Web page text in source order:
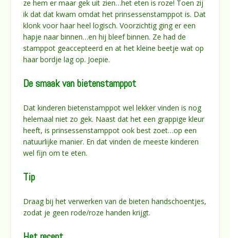
ze hem er maar gek uit zien…het eten is roze! Toen zij
ik dat dat kwam omdat het prinsessenstamppot is. Dat
klonk voor haar heel logisch. Voorzichtig ging er een
hapje naar binnen…en hij bleef binnen. Ze had de
stamppot geaccepteerd en at het kleine beetje wat op
haar bordje lag op. Joepie.
De smaak van bietenstamppot
Dat kinderen bietenstamppot wel lekker vinden is nog
helemaal niet zo gek. Naast dat het een grappige kleur
heeft, is prinsessenstamppot ook best zoet…op een
natuurlijke manier. En dat vinden de meeste kinderen
wel fijn om te eten.
Tip
Draag bij het verwerken van de bieten handschoentjes,
zodat je geen rode/roze handen krijgt.